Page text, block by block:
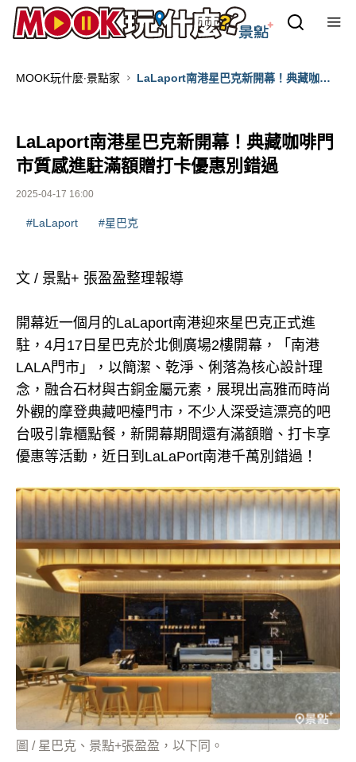
MOOK玩什麼‧景點家
LaLaport南港星巴克新開幕！典藏咖啡
LaLaport南港星巴克新開幕！典藏咖啡門
市質感進駐滿額贈打卡優惠別錯過
2025-04-17 16:00
#LaLaport #星巴克
文 / 景點+ 張盈盈整理報導
開幕近一個月的LaLaport南港迎來星巴克正式進
駐，4月17日星巴克於北側廣場2樓開幕，「南港
LALA門市」，以簡潔、乾淨、俐落為核心設計理
念，融合石材與古銅金屬元素，展現出高雅而時尚
外觀的摩登典藏吧檯門市，不少人深受這漂亮的吧
台吸引靠櫃點餐，新開幕期間還有滿額贈、打卡享
優惠等活動，近日到LaLaPort南港千萬別錯過！
圖 / 星巴克、景點+張盈盈，以下同。